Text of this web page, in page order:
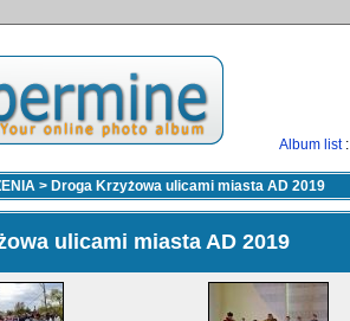
Album list
> Droga Krzyżowa ulicami miasta AD 2019
ulicami miasta AD 2019